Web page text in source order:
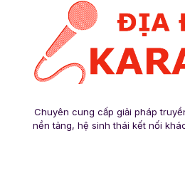
Chuyên cung cấp giải pháp
nền tảng, hệ sinh thái kết nối